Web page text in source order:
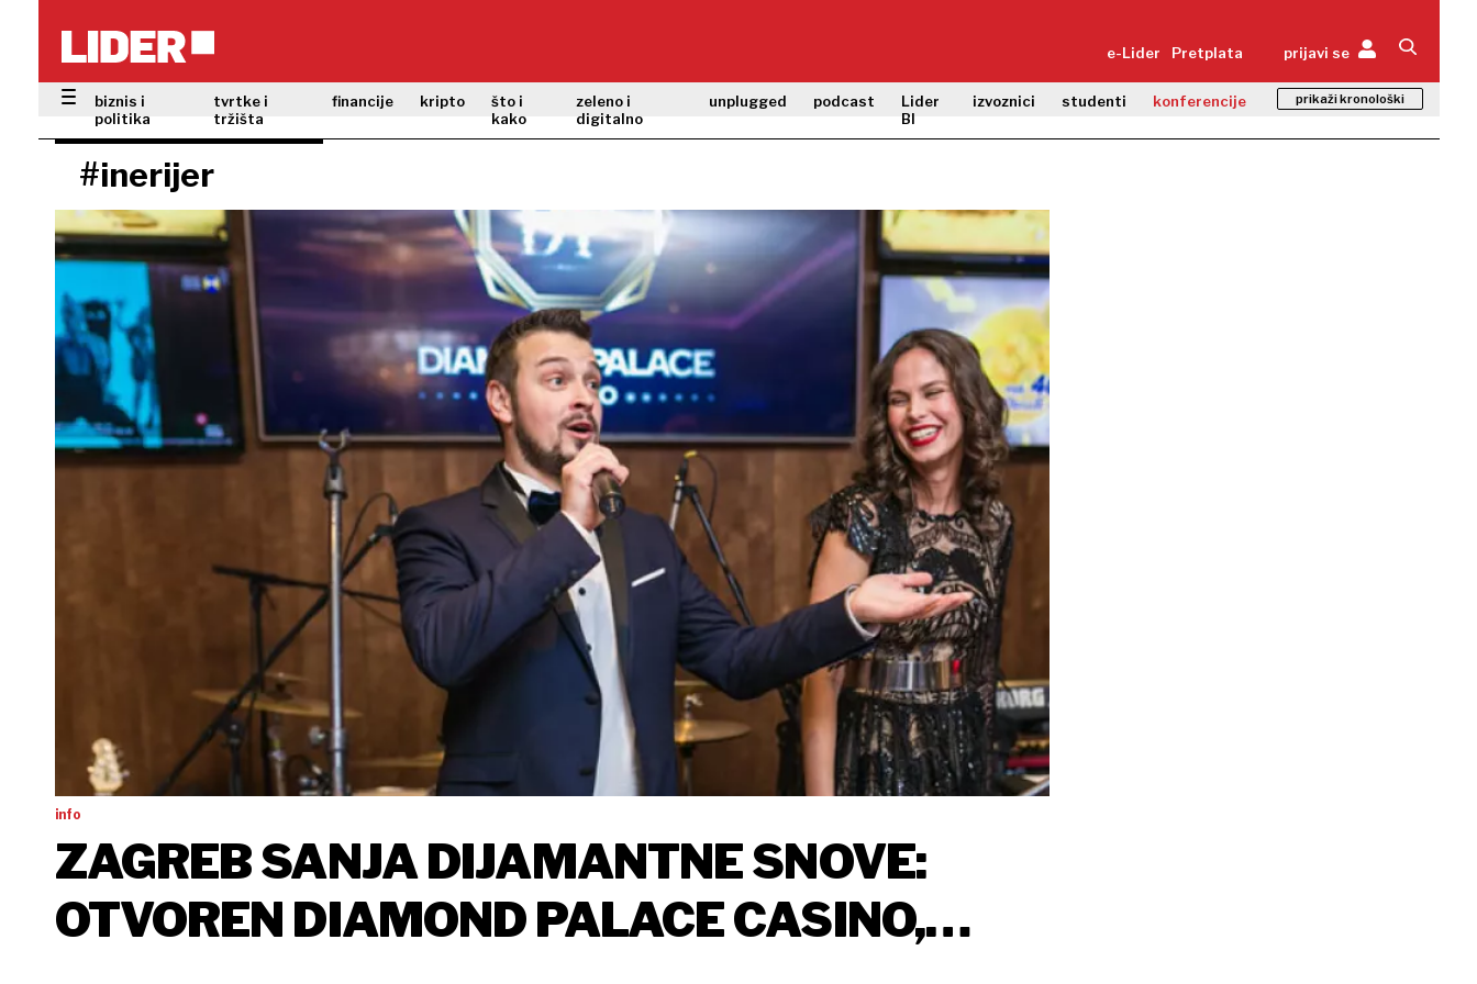
e-Lider Pretplata prijavi se
biznis i
politika
tvrtke i
tržišta
financije kripto
što i
kako
zeleno i
digitalno
unplugged podcast
Lider
BI
izvoznici studenti konferencije prikaži kronološki
#inerijer
info
ZAGREB SANJA DIJAMANTNE SNOVE:
OTVOREN DIAMOND PALACE CASINO,